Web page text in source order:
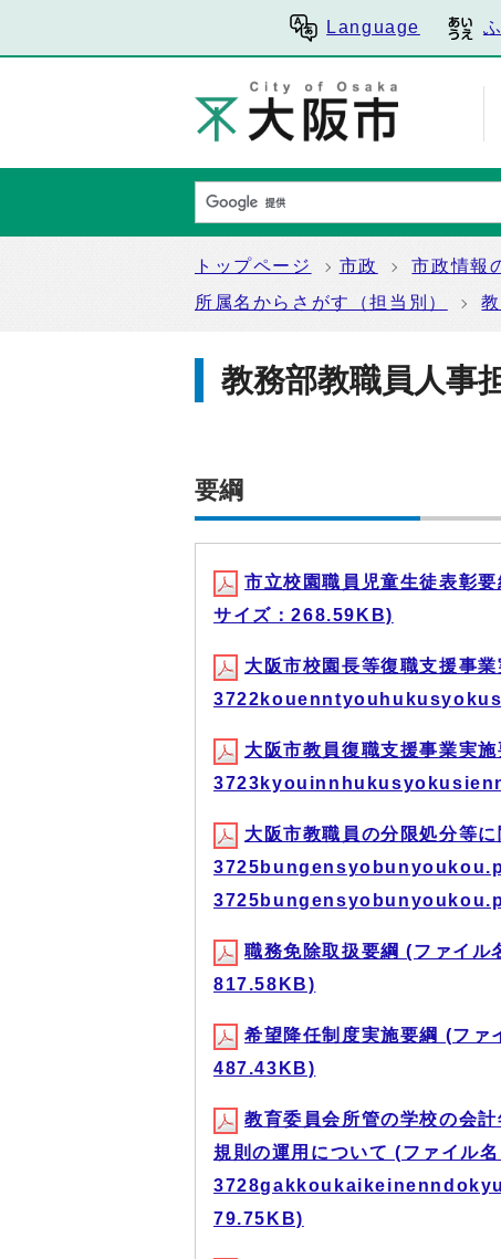
Language
トップページ 市政 市政情報
所属名からさがす（担当別）
教務部教職員人事
要綱
市立校園職員児童生徒表
サイズ：268.59KB)
大阪市校園長等復職支援事
大阪市教員復職支援事業実施
大阪市教職員の分限処分等
職務免除取扱要綱 (ファイ
817.58KB)
希望降任制度実施要綱 (フ
487.43KB)
教育委員会所管の学校の会
規則の運用について (ファイル名
79.75KB)